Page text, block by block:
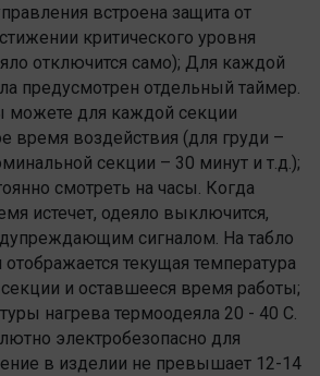
встроена защита от
критического уровня
отключится само); Для каждой
предусмотрен отдельный таймер.
можете для каждой секции
время воздействия (для груди –
секции – 30 минут и т.д.);
смотреть на часы. Когда
истечет, одеяло выключится,
сигналом. На табло
отображается текущая температура
и оставшееся время работы;
нагрева термоодеяла 20 - 40 С.
электробезопасно для
в изделии не превышает 12-14